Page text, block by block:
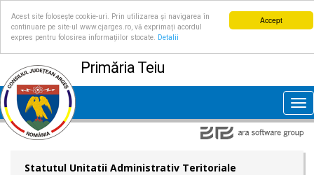
Accept
Acest site folosește cookie-uri. Prin utilizarea și navigarea în
continuare pe site-ul www.cjarges.ro, vă exprimați acordul
expres pentru folosirea informațiilor stocate.
Detalii
Primăria Teiu
Statutul Unitatii Administrativ Teritoriale